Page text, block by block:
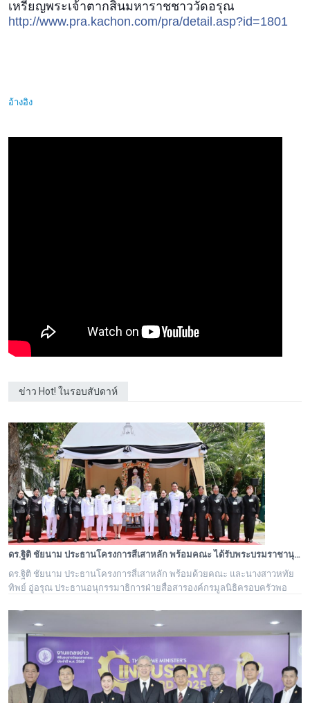
เหรียญพระเจ้าตากสินมหาราชชาววัดอรุณ
http://www.pra.kachon.com/pra/detail.asp?id=1801
อ้างอิง
ข่าว Hot! ในรอบสัปดาห์
ดร.ฐิติ ชัยนาม ประธานโครงการสี่เสาหลัก พร้อมคณะ ได้รับพระบรมราชานุอนุญาตให้เป็นเจ้าภาพบำเพ็ญกุศล ถวายพระบรมศพ สมเด็จพระนางเจ้าสิริกิติ์ พระบรมราชชนนีพันปีหลวง
ดร.ฐิติ ชัยนาม ประธานโครงการสี่เสาหลัก พร้อมด้วยคณะ และนางสาวหทัย
ทิพย์ อู่อรุณ ประธานอนุกรรมาธิการฝ่ายสื่อสารองค์กรมูลนิธิครอบครัวพอ